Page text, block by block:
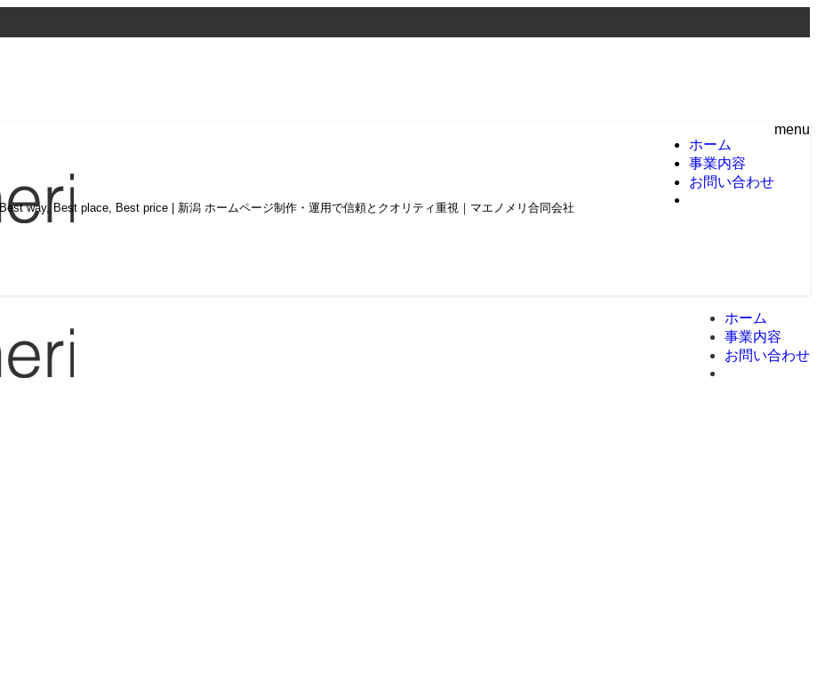
Best way, Best place, Best price | 新潟 ホームページ制作・運用で信頼とクオリティ重視｜マエノメリ合同会社
ホーム
事業内容
お問い合わせ
menu
ホーム
事業内容
お問い合わせ